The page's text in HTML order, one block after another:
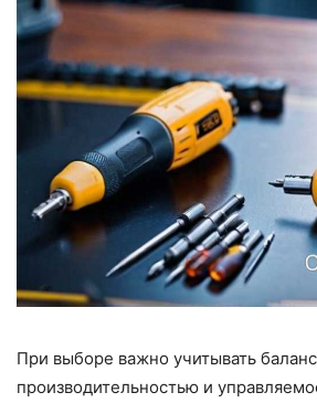
При выборе важно учитывать
производительностью и